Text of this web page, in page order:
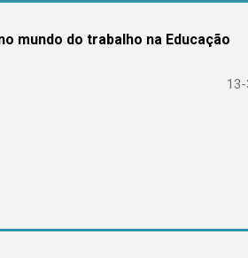
mundo do trabalho na Educação